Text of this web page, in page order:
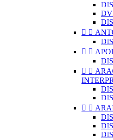
 
 
 
 